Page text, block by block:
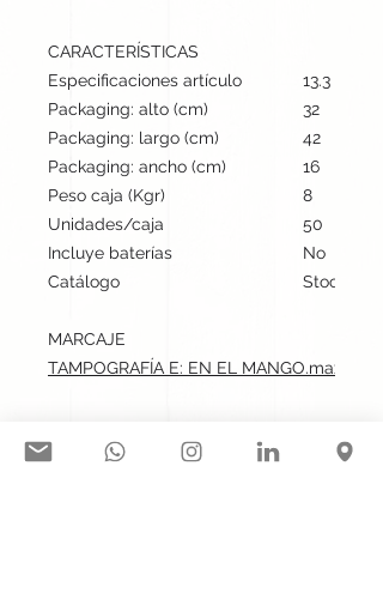
CARACTERÍSTICAS
Especificaciones artículo
13.3 cm /
Packaging: alto (cm)
32
Packaging: largo (cm)
42
Packaging: ancho (cm)
16
Peso caja (Kgr)
8
Unidades/caja
50
Incluye baterías
No
Catálogo
Stock
MARCAJE
TAMPOGRAFÍA E: EN EL MANGO.max: